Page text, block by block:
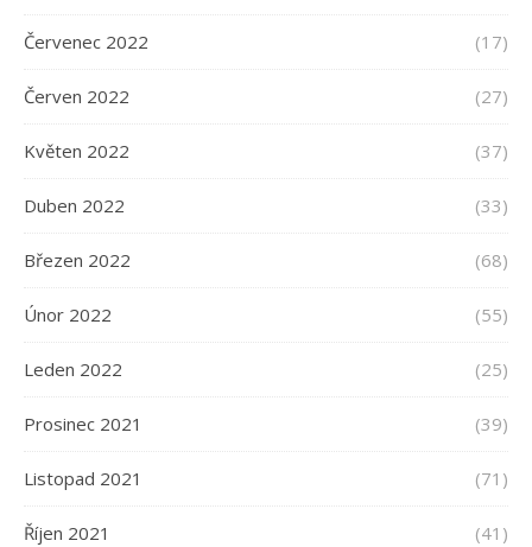
Červenec 2022 (17)
Červen 2022 (27)
Květen 2022 (37)
Duben 2022 (33)
Březen 2022 (68)
Únor 2022 (55)
Leden 2022 (25)
Prosinec 2021 (39)
Listopad 2021 (71)
Říjen 2021 (41)